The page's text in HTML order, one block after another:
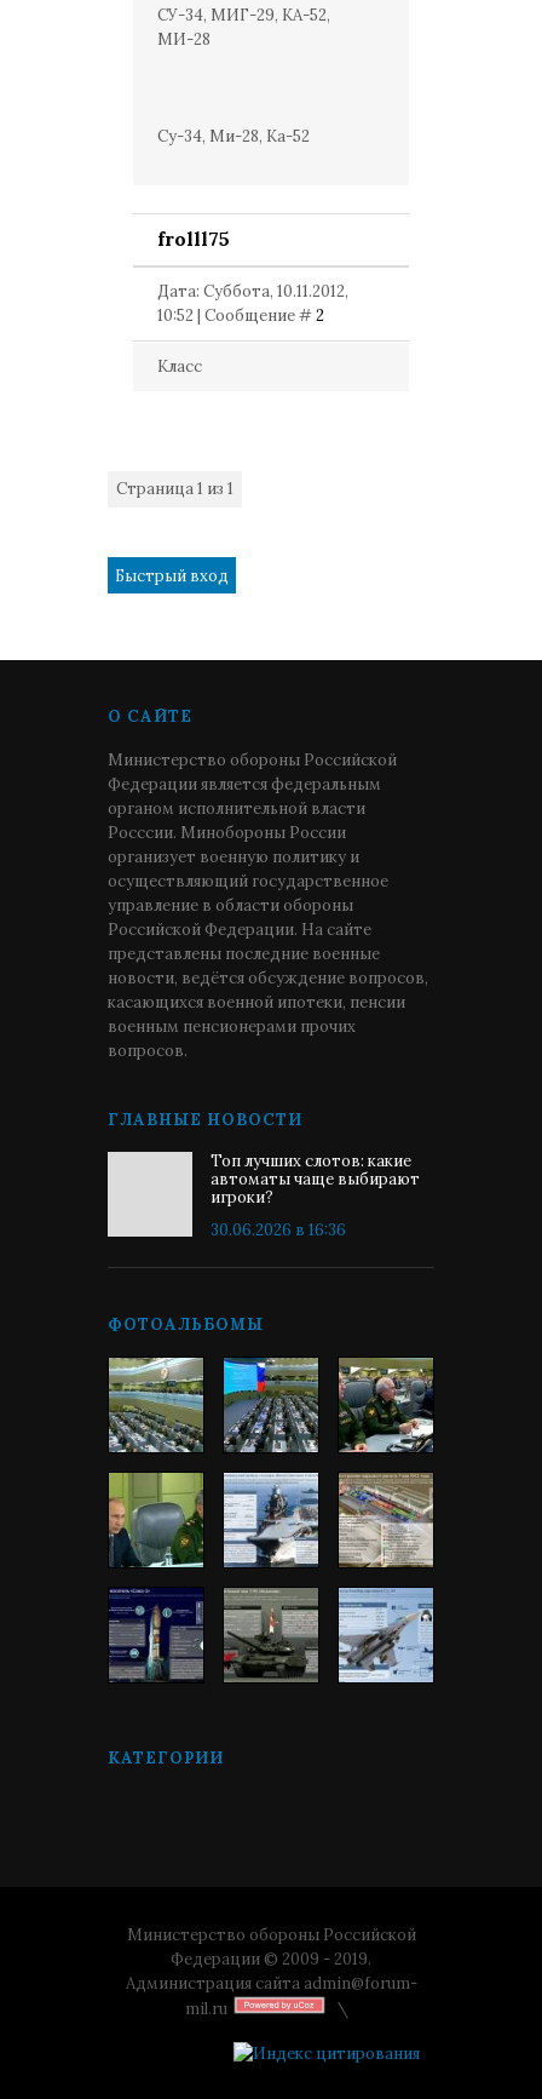
СУ-34, МИГ-29, КА-52,
МИ-28
Су-34, Ми-28, Ка-52
frolll75
Дата: Суббота, 10.11.2012,
10:52 | Сообщение #2
Класс
Страница1 из 1
О САЙТЕ
Министерство обороны Российской
Федерации является федеральным
органом исполнительной власти
Росссии. Минобороны России
организует военную политику и
осуществляющий государственное
управление в области обороны
Российской Федерации. На сайте
представлены последние военные
новости, ведётся обсуждение вопросов,
касающихся военной ипотеки, пенсии
военным пенсионерами прочих
вопросов.
ГЛАВНЫЕ НОВОСТИ
Топ лучших слотов: какие
автоматы чаще выбирают
игроки?
30.06.2026 в 16:36
ФОТОАЛЬБОМЫ
КАТЕГОРИИ
Министерство обороны Российской
Федерации © 2009 - 2019.
Администрация сайта admin@forum-
mil.ru